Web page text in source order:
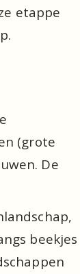
etappe
(grote
De
beekjes